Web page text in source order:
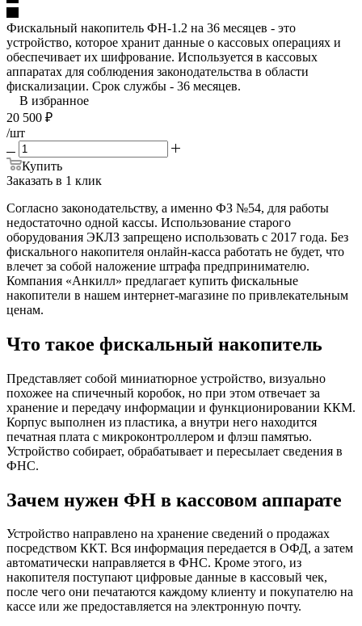
Фискальный накопитель ФН-1.2 на 36 месяцев - это
устройство, которое хранит данные о кассовых операциях и
обеспечивает их шифрование. Используется в кассовых
аппаратах для соблюдения законодательства в области
фискализации. Срок службы - 36 месяцев.
В избранное
20 500 ₽
/шт
Купить
Заказать в 1 клик
Согласно законодательству, а именно ФЗ №54, для работы
недостаточно одной кассы. Использование старого
оборудования ЭКЛЗ запрещено использовать с 2017 года. Без
фискального накопителя онлайн-касса работать не будет, что
влечет за собой наложение штрафа предпринимателю.
Компания «Анкилл» предлагает купить фискальные
накопители в нашем интернет-магазине по привлекательным
ценам.
Что такое фискальный накопитель
Представляет собой миниатюрное устройство, визуально
похожее на спичечный коробок, но при этом отвечает за
хранение и передачу информации и функционировании ККМ.
Корпус выполнен из пластика, а внутри него находится
печатная плата с микроконтроллером и флэш памятью.
Устройство собирает, обрабатывает и пересылает сведения в
ФНС.
Зачем нужен ФН в кассовом аппарате
Устройство направлено на хранение сведений о продажах
посредством ККТ. Вся информация передается в ОФД, а затем
автоматически направляется в ФНС. Кроме этого, из
накопителя поступают цифровые данные в кассовый чек,
после чего они печатаются каждому клиенту и покупателю на
кассе или же предоставляется на электронную почту.